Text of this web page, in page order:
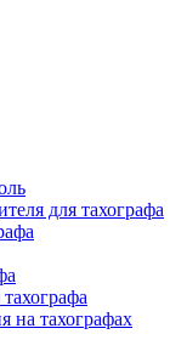
для тахографа
на тахографах